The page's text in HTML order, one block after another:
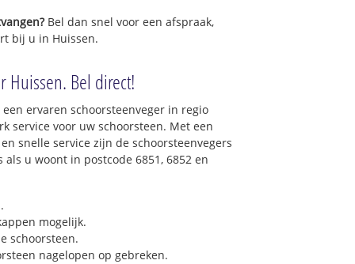
Bel dan snel voor een afspraak,
bij u in Huissen.
Huissen. Bel direct!
ervaren schoorsteenveger in regio
service voor uw schoorsteen. Met een
snelle service zijn de schoorsteenvegers
u woont in postcode 6851, 6852 en
mogelijk.
schoorsteen.
nagelopen op gebreken.